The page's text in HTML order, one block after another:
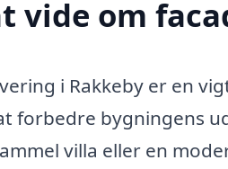
vide om
i Rakkeby er en
forbedre bygningens
villa eller en